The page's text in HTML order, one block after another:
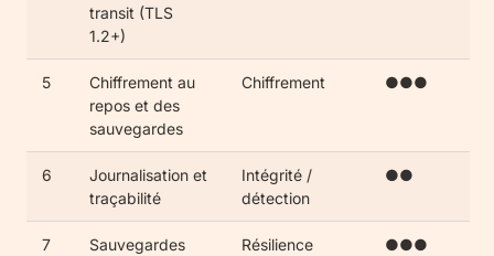
transit (TLS
1.2+)
5
Chiffrement au
repos et des
sauvegardes
Chiffrement ●●●
6
Journalisation et
traçabilité
Intégrité /
détection
●●
7
Sauvegardes
Résilience ●●●